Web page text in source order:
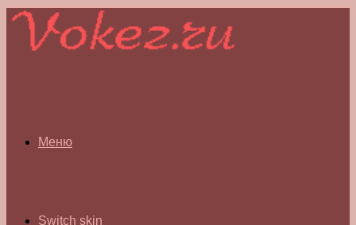
Меню
Switch skin